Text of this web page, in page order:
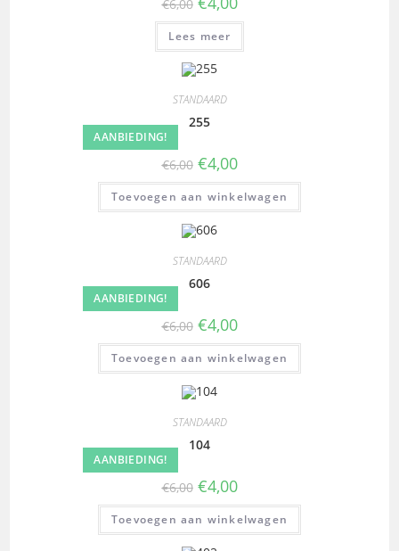
€6,00
Lees meer
AANBIEDING!
STANDAARD
255
€6,00 €4,00
Toevoegen aan winkelwagen
AANBIEDING!
STANDAARD
606
€6,00 €4,00
Toevoegen aan winkelwagen
AANBIEDING!
STANDAARD
104
€6,00 €4,00
Toevoegen aan winkelwagen